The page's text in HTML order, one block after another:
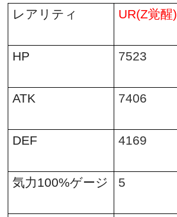
レアリティ UR(Z覚醒)
HP 7523
ATK 7406
DEF 4169
気力100%ゲージ 5